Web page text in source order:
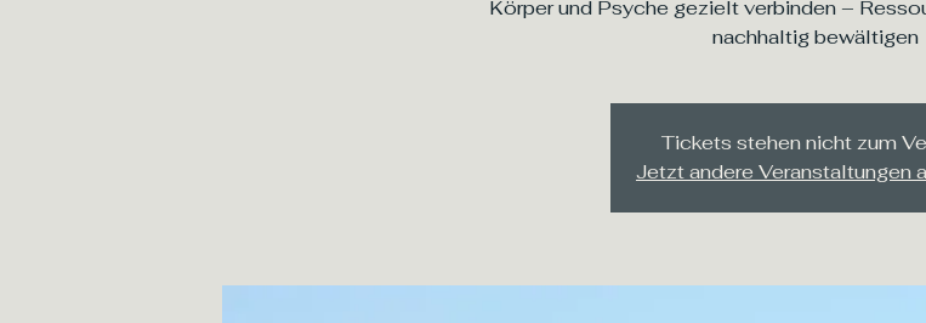
Körper und Psyche gezielt verbinden –
nachhaltig bewältigen
Tickets stehen nicht zum
Jetzt andere Veranstaltungen